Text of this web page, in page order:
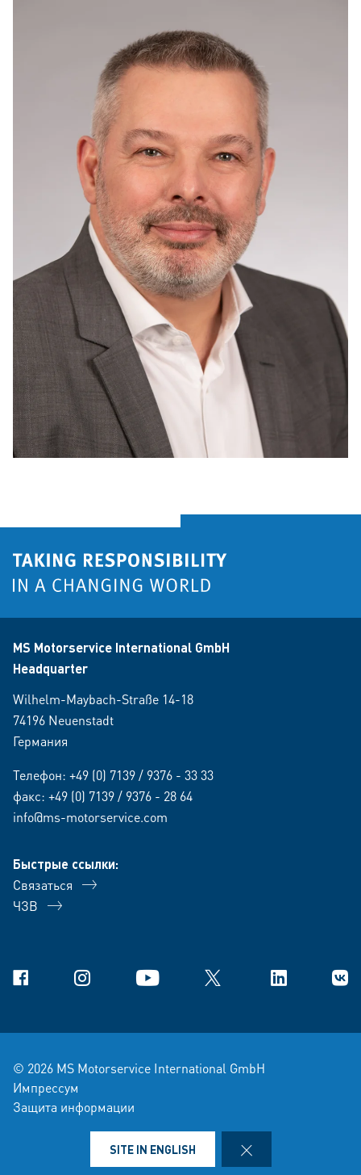
MS Motorservice International GmbH
Headquarter
Wilhelm-Maybach-Straße 14-18
74196 Neuenstadt
Германия
Телефон: +49 (0) 7139 / 9376 - 33 33
факс: +49 (0) 7139 / 9376 - 28 64
info@ms-motorservice.com
Быстрые ссылки:
Связаться
ЧЗВ
Facebook Instagram YouTube X Linkedin В
© 2026 MS Motorservice International GmbH
Импрессум
Защита информации
Правовая оговоркаSITE IN ENGLISH CLOSE